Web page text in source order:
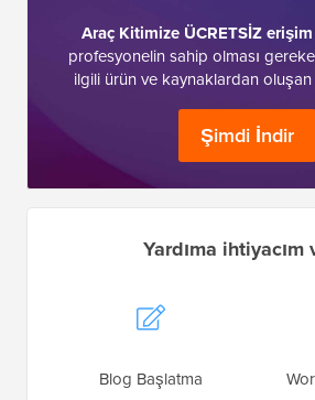
Araç Kitimize ÜCRETSİZ erişim
profesyonelin sahip olması
ilgili ürün ve kaynaklardan
Şimdi İndir
Yardıma ihtiyacım
Blog Başlatma